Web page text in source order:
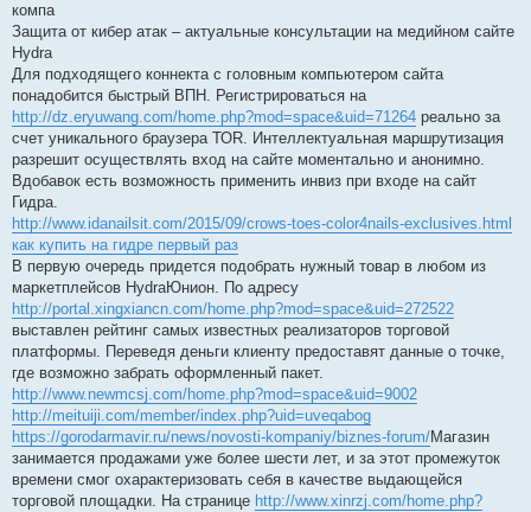
компа
Защита от кибер атак – актуальные консультации на медийном сайте
Hydra
Для подходящего коннекта с головным компьютером сайта
понадобится быстрый ВПН. Регистрироваться на
http://dz.eryuwang.com/home.php?mod=space&uid=71264 реально за
счет уникального браузера ТОR. Интеллектуальная маршрутизация
разрешит осуществлять вход на сайте моментально и анонимно.
Вдобавок есть возможность применить инвиз при входе на сайт
Гидра.
http://www.idanailsit.com/2015/09/crows-toes-color4nails-exclusives.html
как купить на гидре первый раз
В первую очередь придется подобрать нужный товар в любом из
маркетплейсов HydraЮнион. По адресу
http://portal.xingxiancn.com/home.php?mod=space&uid=272522
выставлен рейтинг самых известных реализаторов торговой
платформы. Переведя деньги клиенту предоставят данные о точке,
где возможно забрать оформленный пакет.
http://www.newmcsj.com/home.php?mod=space&uid=9002
http://meituiji.com/member/index.php?uid=uveqabog
https://gorodarmavir.ru/news/novosti-kompaniy/biznes-forum/Магазин
занимается продажами уже более шести лет, и за этот промежуток
времени смог охарактеризовать себя в качестве выдающейся
торговой площадки. На странице http://www.xinrzj.com/home.php?